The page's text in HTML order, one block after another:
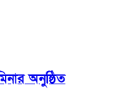
অনুষ্ঠিত